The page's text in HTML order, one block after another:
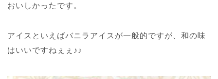
おいしかったです。
アイスといえばバニラアイスが一般的ですが、和の味
はいいですねぇぇ♪♪